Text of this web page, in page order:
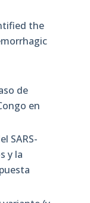
the
de
en
SARS-
y la